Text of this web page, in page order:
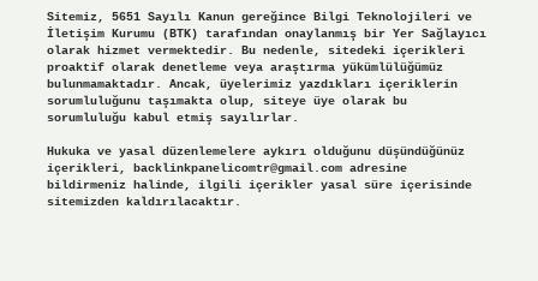
Sitemiz, 5651 Sayılı Kanun gereğince Bilgi Teknolojileri ve
İletişim Kurumu (BTK) tarafından onaylanmış bir Yer Sağlayıcı
olarak hizmet vermektedir. Bu nedenle, sitedeki içerikleri
proaktif olarak denetleme veya araştırma yükümlülüğümüz
bulunmamaktadır. Ancak, üyelerimiz yazdıkları içeriklerin
sorumluluğunu taşımakta olup, siteye üye olarak bu
sorumluluğu kabul etmiş sayılırlar.
Hukuka ve yasal düzenlemelere aykırı olduğunu düşündüğünüz
içerikleri, backlinkpanelicomtr@gmail.comadresine
bildirmeniz halinde, ilgili içerikler yasal süre içerisinde
sitemizden kaldırılacaktır.